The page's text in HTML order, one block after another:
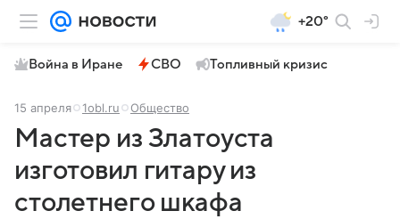
+20°
Война в Иране СВО Топливный кризис
15 апреля 1obl.ru Общество
Мастер из Златоуста
изготовил гитару из
столетнего шкафа